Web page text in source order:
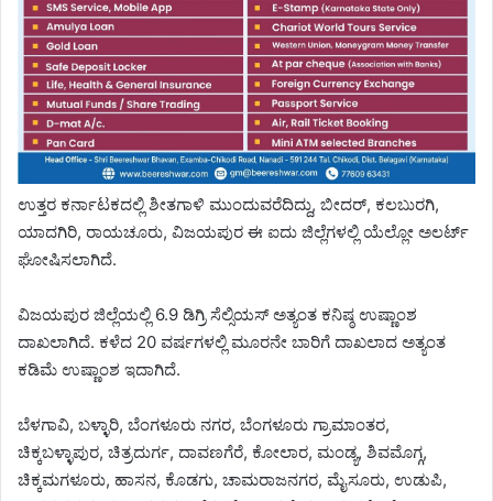
ಉತ್ತರ ಕರ್ನಾಟಕದಲ್ಲಿ ಶೀತಗಾಳಿ ಮುಂದುವರೆದಿದ್ದು, ಬೀದರ್, ಕಲಬುರಗಿ,
ಯಾದಗಿರಿ, ರಾಯಚೂರು, ವಿಜಯಪುರ ಈ ಐದು ಜಿಲ್ಲೆಗಳಲ್ಲಿ ಯೆಲ್ಲೋ ಅಲರ್ಟ್
ಘೋಷಿಸಲಾಗಿದೆ.
ವಿಜಯಪುರ ಜಿಲ್ಲೆಯಲ್ಲಿ 6.9 ಡಿಗ್ರಿ ಸೆಲ್ಸಿಯಸ್ ಅತ್ಯಂತ ಕನಿಷ್ಠ ಉಷ್ಣಾಂಶ
ದಾಖಲಾಗಿದೆ. ಕಳೆದ 20 ವರ್ಷಗಳಲ್ಲಿ ಮೂರನೇ ಬಾರಿಗೆ ದಾಖಲಾದ ಅತ್ಯಂತ
ಕಡಿಮೆ ಉಷ್ಣಾಂಶ ಇದಾಗಿದೆ.
ಬೆಳಗಾವಿ, ಬಳ್ಳಾರಿ, ಬೆಂಗಳೂರು ನಗರ, ಬೆಂಗಳೂರು ಗ್ರಾಮಾಂತರ,
ಚಿಕ್ಕಬಳ್ಳಾಪುರ, ಚಿತ್ರದುರ್ಗ, ದಾವಣಗೆರೆ, ಕೋಲಾರ, ಮಂಡ್ಯ, ಶಿವಮೊಗ್ಗ,
ಚಿಕ್ಕಮಗಳೂರು, ಹಾಸನ, ಕೊಡಗು, ಚಾಮರಾಜನಗರ, ಮೈಸೂರು, ಉಡುಪಿ,